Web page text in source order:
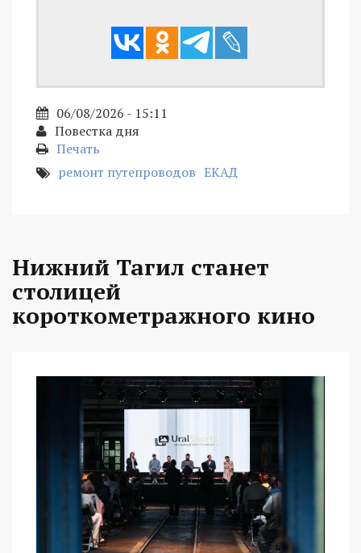
06/08/2026 - 15:11
Повестка дня
Печать
ремонт путепроводов ЕКАД
Нижний Тагил станет
столицей
короткометражного кино